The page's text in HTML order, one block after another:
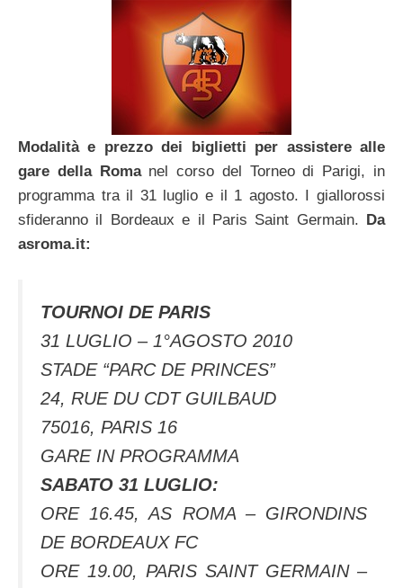
Modalità e prezzo dei biglietti per assistere alle
gare della Romanel corso del Torneo di Parigi, in
programma tra il 31 luglio e il 1 agosto. I giallorossi
sfideranno il Bordeaux e il Paris Saint Germain. Da
asroma.it:
TOURNOI DE PARIS
31 LUGLIO – 1°AGOSTO 2010
STADE “PARC DE PRINCES”
24, RUE DU CDT GUILBAUD
75016, PARIS 16
GARE IN PROGRAMMA
SABATO 31 LUGLIO:
ORE 16.45, AS ROMA – GIRONDINS
DE BORDEAUX FC
ORE 19.00, PARIS SAINT GERMAIN –